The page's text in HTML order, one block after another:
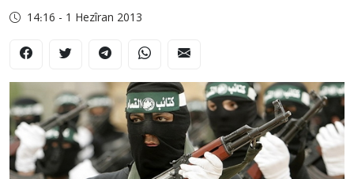
14:16 - 1 Hezîran 2013